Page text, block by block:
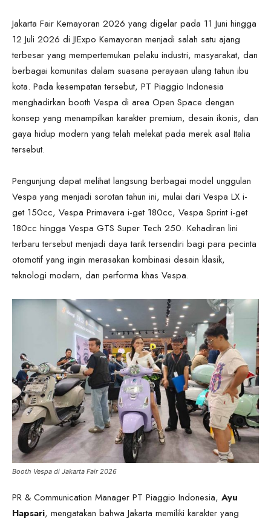
Jakarta Fair Kemayoran 2026 yang digelar pada 11 Juni hingga
12 Juli 2026 di JIExpo Kemayoran menjadi salah satu ajang
terbesar yang mempertemukan pelaku industri, masyarakat, dan
berbagai komunitas dalam suasana perayaan ulang tahun ibu
kota. Pada kesempatan tersebut, PT Piaggio Indonesia
menghadirkan booth Vespa di area Open Space dengan
konsep yang menampilkan karakter premium, desain ikonis, dan
gaya hidup modern yang telah melekat pada merek asal Italia
tersebut.
Pengunjung dapat melihat langsung berbagai model unggulan
Vespa yang menjadi sorotan tahun ini, mulai dari Vespa LX i-
get 150cc, Vespa Primavera i-get 180cc, Vespa Sprint i-get
180cc hingga Vespa GTS Super Tech 250. Kehadiran lini
terbaru tersebut menjadi daya tarik tersendiri bagi para pecinta
otomotif yang ingin merasakan kombinasi desain klasik,
teknologi modern, dan performa khas Vespa.
Booth Vespa di Jakarta Fair 2026
PR & Communication Manager PT Piaggio Indonesia, Ayu
Hapsari, mengatakan bahwa Jakarta memiliki karakter yang